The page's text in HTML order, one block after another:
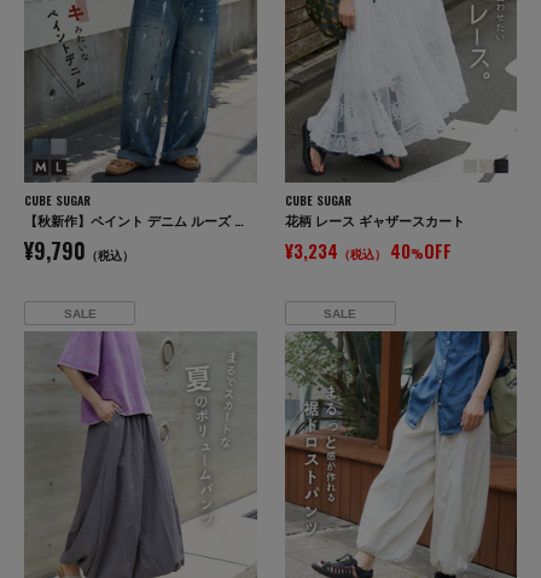
CUBE SUGAR
【秋新作】ペイント デニム ルーズ ストレート パンツ
¥9,790 （税込）
CUBE SUGAR
花柄 レース ギャザースカート
¥3,234 （税込） 40%OFF
SALE SALE